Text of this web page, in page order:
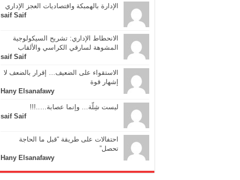
الإدارة بالهمبكة واقتصاديات العجز الإداري
saif Saif
الانحطاط الإداري: تشريح السيكولوجية
المشوهة لسارقي الكراسي والألقاب
saif Saif
الاستقواء على الضعيف… إقرار بالضعف لا
إشهار قوة
Hany Elsanafawy
ليست شِلّة… وإنما عصابة…..!!!
saif Saif
احتفالات على طريقة “قبل ما الحاجة
تحصل”
Hany Elsanafawy